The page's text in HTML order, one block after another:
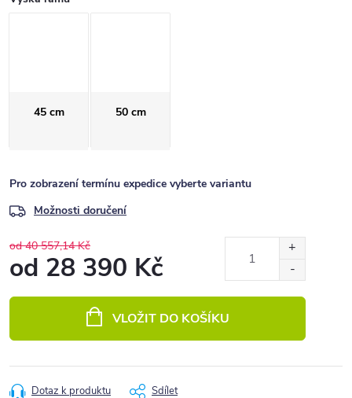
45 cm 50 cm
Pro zobrazení termínu expedice vyberte variantu
Možnosti doručení
od 40 557,14 Kč
od 28 390 Kč
VLOŽIT DO KOŠÍKU
Dotaz k produktu Sdílet